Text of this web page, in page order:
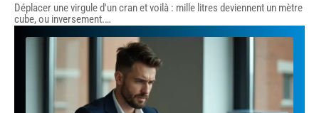
Déplacer une virgule d'un cran et voilà : mille litres deviennent un mètre
cube, ou inversement.…